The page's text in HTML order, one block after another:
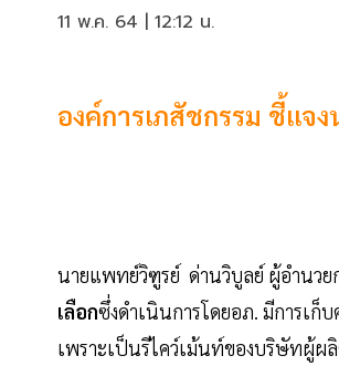
11 พ.ค. 64 | 12:12 น.
องค์การเภสัชกรรม ชี้แจ
นายแพทย์วิฑูรย์ ด่านวิบูลย์ ผู้อำนวย
เลือกซึ่งดำเนินการโดยอภ. มีการเ
เพราะเป็นรีไคว์เม้นท์ของบริษัทผู้ผ